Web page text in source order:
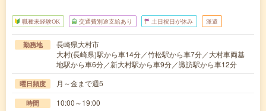
職種未経験OK 交通費別途支給あり 土日祝日が休み 派遣
勤務地
長崎県大村市
大村(長崎県)駅から車14分／竹松駅から車7分／大村車両基
地駅から車6分／新大村駅から車9分／諏訪駅から車12分
曜日頻度 月～金まで週5
時間 10:00～19:00